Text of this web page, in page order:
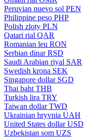
Peruvian nuevo sol PEN
Philippine peso PHP
Polish zloty PLN
Qatari rial QAR
Romanian leu RON
Serbian dinar RSD
Saudi Arabian riyal SAR
Swedish krona SEK
Singapore dollar SGD
Thai baht THB
Turkish lira TRY
Taiwan dollar TWD
Ukrainian hryvnia UAH
United States dollar USD
Uzbekistan som UZS